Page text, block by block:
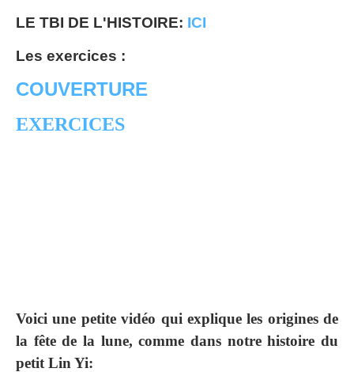
LE TBI DE L'HISTOIRE: ICI
Les exercices :
COUVERTURE
EXERCICES
Voici une petite vidéo qui explique les origines de
la fête de la lune, comme dans notre histoire du
petit Lin Yi: